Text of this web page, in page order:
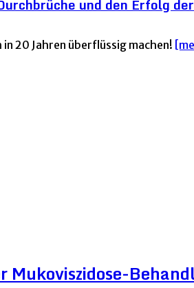
und den Erfolg
20 Jahren überflüssig machen!